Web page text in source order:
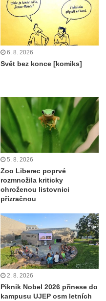
6. 8. 2026
Svět bez konce [komiks]
5. 8. 2026
Zoo Liberec poprvé
rozmnožila kriticky
ohroženou listovnici
přízračnou
2. 8. 2026
Piknik Nobel 2026 přinese do
kampusu UJEP osm letních